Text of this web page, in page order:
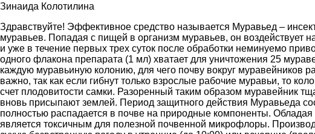
Зинаида Колотилина
Здравствуйте! Эффективное средство называется Муравьед –
муравьев. Попадая с пищей в организм муравьев, он воздействует
и уже в течение первых трех суток после обработки неминуемо
одного флакона препарата (1 мл) хватает для уничтожения 25
каждую муравьиную колонию, для чего почву вокруг муравейников
важно, так как если гибнут только взрослые рабочие муравьи, то
счет плодовитости самки. Разоренный таким образом муравейник
вновь присыпают землей. Период защитного действия Муравьеда
полностью распадается в почве на природные компоненты.
является токсичным для полезной почвенной микрофлоры.